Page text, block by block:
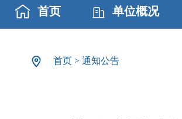
首页 单位概况
首页 > 通知公告